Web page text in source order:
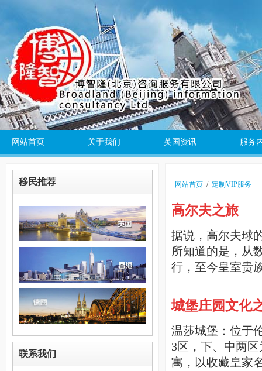
网站首页 关于我们 英国资讯 服务
移民推荐
联系我们
网站首页 / 定制VIP服务
高尔夫之旅
据说，高尔夫球
所知道的是，从
行，至今皇室贵
城堡庄园文化
温莎城堡：位于
3区，下、中两
寓，以收藏皇家